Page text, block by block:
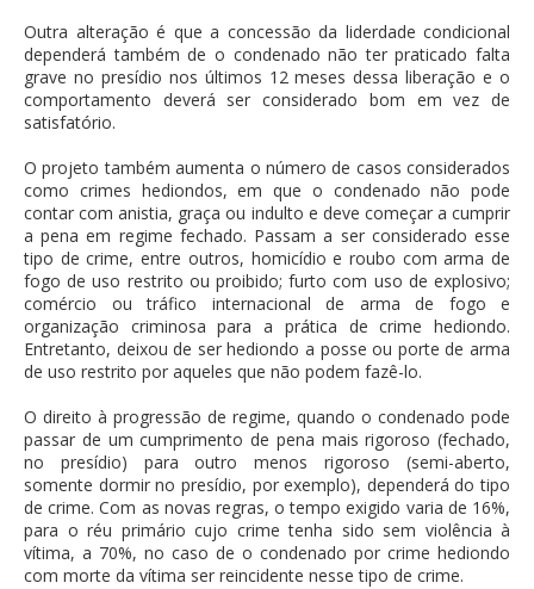
Outra alteração é que a concessão da liderdade condicional
dependerá também de o condenado não ter praticado falta
grave no presídio nos últimos 12 meses dessa liberação e o
comportamento deverá ser considerado bom em vez de
satisfatório.
O projeto também aumenta o número de casos considerados
como crimes hediondos, em que o condenado não pode
contar com anistia, graça ou indulto e deve começar a cumprir
a pena em regime fechado. Passam a ser considerado esse
tipo de crime, entre outros, homicídio e roubo com arma de
fogo de uso restrito ou proibido; furto com uso de explosivo;
comércio ou tráfico internacional de arma de fogo e
organização criminosa para a prática de crime hediondo.
Entretanto, deixou de ser hediondo a posse ou porte de arma
de uso restrito por aqueles que não podem fazê-lo.
O direito à progressão de regime, quando o condenado pode
passar de um cumprimento de pena mais rigoroso (fechado,
no presídio) para outro menos rigoroso (semi-aberto,
somente dormir no presídio, por exemplo), dependerá do tipo
de crime. Com as novas regras, o tempo exigido varia de 16%,
para o réu primário cujo crime tenha sido sem violência à
vítima, a 70%, no caso de o condenado por crime hediondo
com morte da vítima ser reincidente nesse tipo de crime.